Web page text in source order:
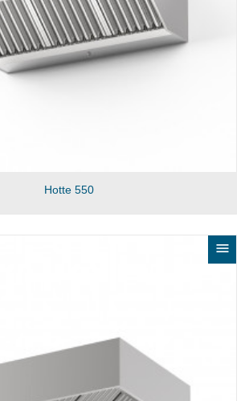
Hotte 550
